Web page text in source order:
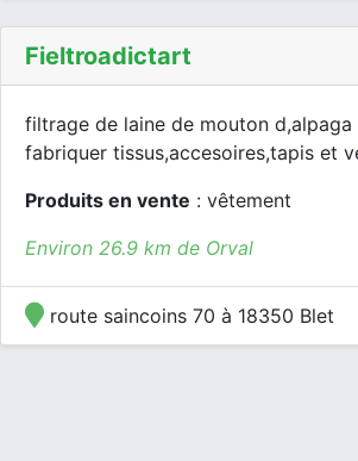
Fieltroadictart
filtrage de laine de mouton
fabriquer tissus,accesoires,tapis et
Produits en vente : vêtement
Environ 26.9 km de Orval
route saincoins 70 à 18350 Blet